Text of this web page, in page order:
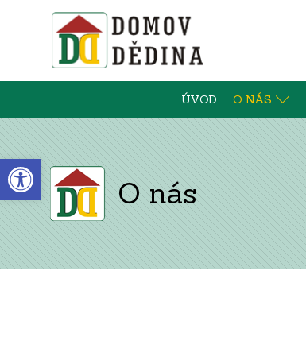
Open toolbar
ÚVOD O NÁS
O nás